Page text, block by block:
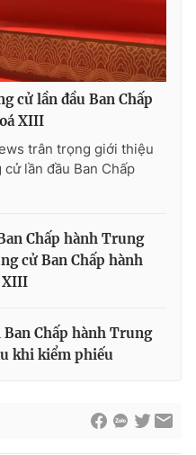
cử lần đầu Ban Chấp
XIII
trân trọng giới thiệu
lần đầu Ban Chấp
Chấp hành Trung
cử Ban Chấp hành
XIII
Ban Chấp hành Trung
khi kiểm phiếu